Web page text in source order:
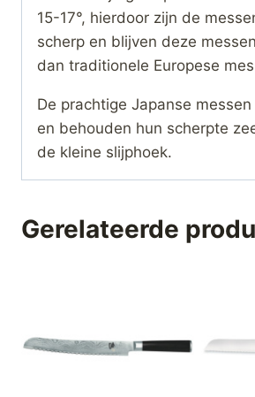
15-17°, hierdoor zijn de
scherp en blijven deze
dan traditionele Europese
De prachtige Japanse
en behouden hun scherpte
de kleine slijphoek.
Gerelateerde